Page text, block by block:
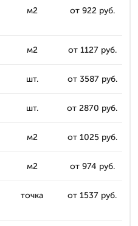
м2 от 922 руб.
м2 от 1127 руб.
шт. от 3587 руб.
шт. от 2870 руб.
м2 от 1025 руб.
м2 от 974 руб.
точка от 1537 руб.